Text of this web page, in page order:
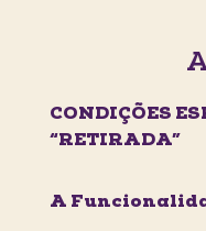
CONDIÇÕES
“RETIRADA”
A